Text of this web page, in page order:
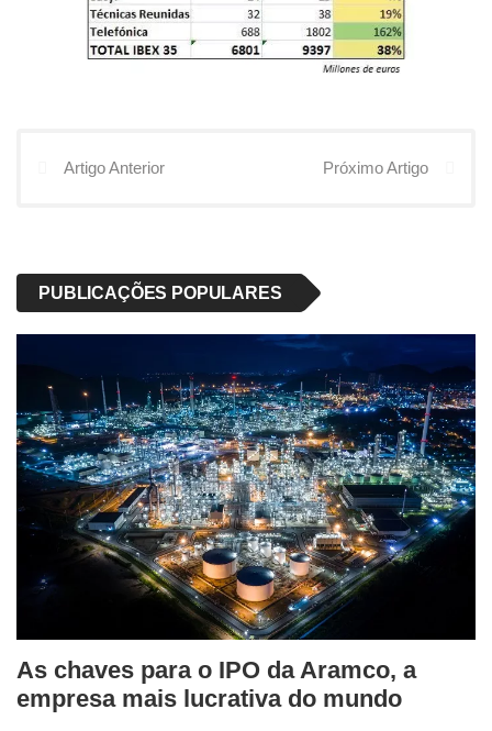
Artigo Anterior Próximo Artigo
PUBLICAÇÕES POPULARES
As chaves para o IPO da Aramco, a
empresa mais lucrativa do mundo